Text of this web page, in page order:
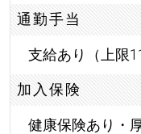
通勤手当
支給あり（上限
加入保険
健康保険あり・